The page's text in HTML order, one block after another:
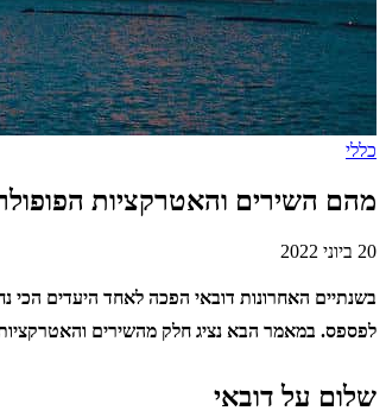
כללי
מהם השירים והאטרקציות
20 ביוני 2022
בשנתיים האחרונות דובאי הפכה לאחד היעדים
לפספס. במאמר הבא נציג חלק מהשירים והאטרקציות
שלום על דובאי